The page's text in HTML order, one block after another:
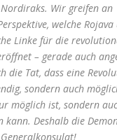
Wir greifen an
welche
Linke für die
– gerade auch
die Tat, dass eine
sondern auch
möglich ist, sondern
kann. Deshalb die